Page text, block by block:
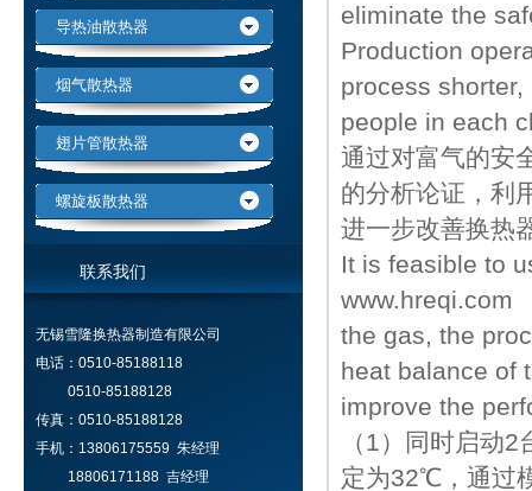
导热油散热器
烟气散热器
翅片管散热器
螺旋板散热器
联系我们
无锡雪隆换热器制造有限公司
电话：0510-85188118
0510-85188128
传真：0510-85188128
手机：13806175559 朱经理
18806171188 吉经理
eliminate the
Production
process
people in each
通过对富气的安
的分析论证，利
进一步改善换热
It is feasible to
www.hreqi.com
the gas, the
heat balance of
improve the
（1）同时启动
定为32℃，通过